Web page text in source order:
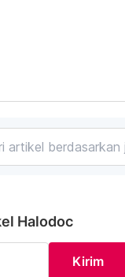
Halodoc
Kirim